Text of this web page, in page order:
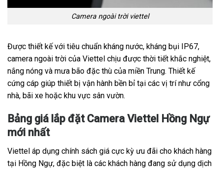
Camera ngoài trời viettel
Được thiết kế với tiêu chuẩn kháng nước, kháng bụi IP67,
camera ngoài trời của Viettel chịu được thời tiết khắc nghiệt,
nắng nóng và mưa bão đặc thù của miền Trung. Thiết kế
cứng cáp giúp thiết bị vận hành bền bỉ tại các vị trí như cổng
nhà, bãi xe hoặc khu vực sân vườn.
Bảng giá lắp đặt Camera Viettel Hồng Ngự
mới nhất
Viettel áp dụng chính sách giá cực kỳ ưu đãi cho khách hàng
tại Hồng Ngự, đặc biệt là các khách hàng đang sử dụng dịch